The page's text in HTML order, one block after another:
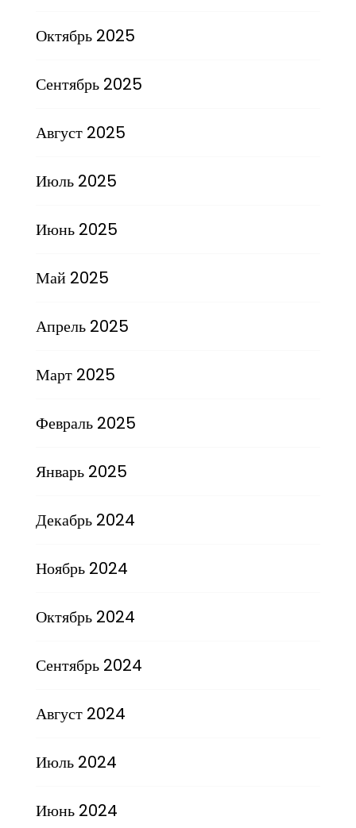
Октябрь 2025
Сентябрь 2025
Август 2025
Июль 2025
Июнь 2025
Май 2025
Апрель 2025
Март 2025
Февраль 2025
Январь 2025
Декабрь 2024
Ноябрь 2024
Октябрь 2024
Сентябрь 2024
Август 2024
Июль 2024
Июнь 2024